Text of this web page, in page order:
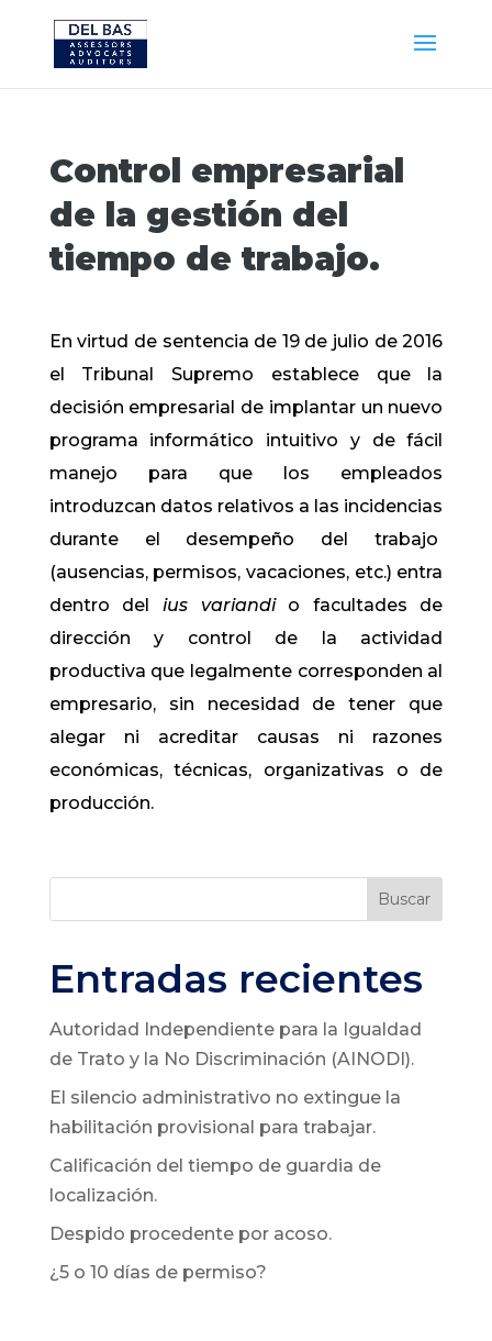
Control empresarial
de la gestión del
tiempo de trabajo.
En virtud de sentencia de 19 de julio de 2016
el Tribunal Supremo establece que la
decisión empresarial de implantar un nuevo
programa informático intuitivo y de fácil
manejo para que los empleados
introduzcan datos relativos a las incidencias
durante el desempeño del trabajo
(ausencias, permisos, vacaciones, etc.) entra
dentro del ius variandio facultades de
dirección y control de la actividad
productiva que legalmente corresponden al
empresario, sin necesidad de tener que
alegar ni acreditar causas ni razones
económicas, técnicas, organizativas o de
producción.
Buscar
Entradas recientes
Autoridad Independiente para la Igualdad
de Trato y la No Discriminación (AINODI).
El silencio administrativo no extingue la
habilitación provisional para trabajar.
Calificación del tiempo de guardia de
localización.
Despido procedente por acoso.
¿5 o 10 días de permiso?